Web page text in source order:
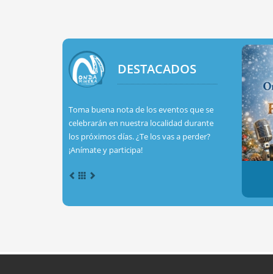
DESTACADOS
Toma buena nota de los eventos que se
celebrarán en nuestra localidad durante
los próximos días. ¿Te los vas a perder?
¡Anímate y participa!